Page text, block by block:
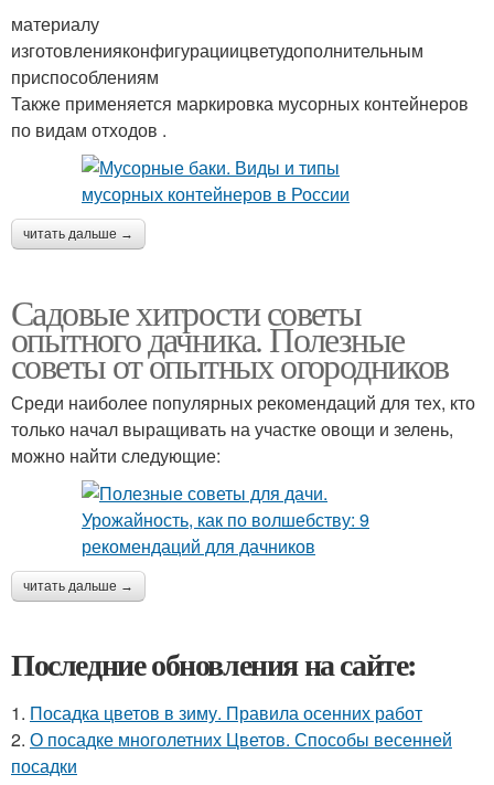
материалу
изготовленияконфигурациицветудополнительным
приспособлениям
Также применяется маркировка мусорных контейнеров
по видам отходов .
читать дальше →
Садовые хитрости советы
опытного дачника. Полезные
советы от опытных огородников
Среди наиболее популярных рекомендаций для тех, кто
только начал выращивать на участке овощи и зелень,
можно найти следующие:
читать дальше →
Последние обновления на сайте:
1. Посадка цветов в зиму. Правила осенних работ
2. О посадке многолетних Цветов. Способы весенней
посадки